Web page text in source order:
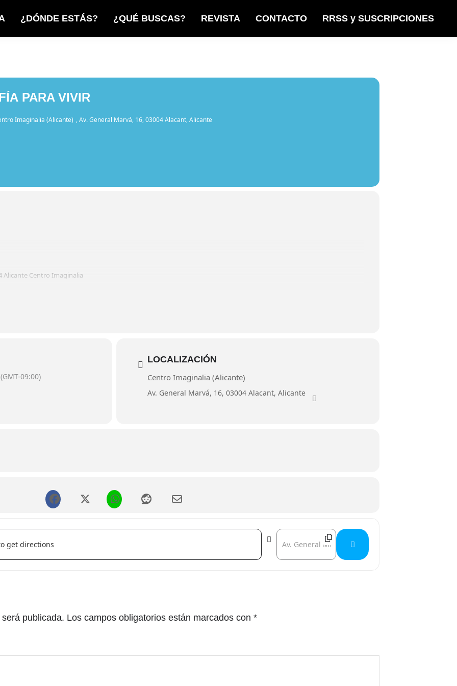
¿DÓNDE ESTÁS? ¿QUÉ BUSCAS? REVISTA CONTACTO RRSS y SUSCRIPCIONES
PARA VIVIR
Imaginalia (Alicante) , Av. General Marvá, 16, 03004 Alacant, Alicante
Alicante Centro Imaginalia
matemático"
13:30 horas
en Bellas Artes en la especialidad de pintura y Galardonado con el premio "Obra grabada de
el Arte""La Naturaleza dirige nuestra evolución y la de los diversos seres que se hallan en el
como estructuradora de todas las formas.La Geometría es el último eslabón de la conciencia universal
el orden, la armonía y la belleza que nos rodea y que vive en nuestro interior. Ya en las
(GMT-09:00)
LOCALIZACIÓN
Centro Imaginalia (Alicante)
Av. General Marvá, 16, 03004 Alacant, Alicante
para vivir [] Destination Address - Curso de Filosofía para vivir []
publicada. Los campos obligatorios están marcados con *